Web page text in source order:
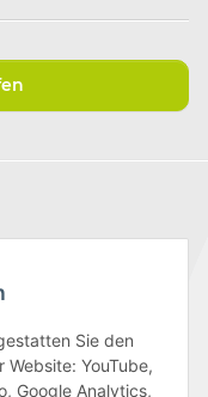
Sie den
YouTube,
Google Analytics,